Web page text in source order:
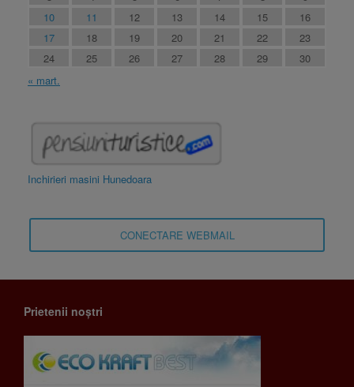
10
11 12 13 14 15
16
17
18 19 20 21 22
23
24
25 26 27 28 29
30
« mart.
Inchirieri masini Hunedoara
CONECTARE WEBMAIL
Prietenii noștri